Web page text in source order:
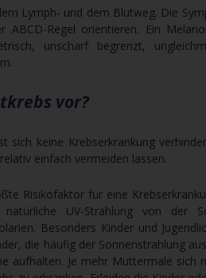
Lymph- und dem Blutweg. Die
ABCD-Regel orientieren. Ein
unscharf begrenzt,
vor?
sich keine Krebserkrankung
einfach vermeiden lassen.
Risikofaktor für eine
natürliche UV-Strahlung von der
Besonders Kinder und
die häufig der Sonnenstrahlung
aufhalten. Je mehr Muttermale sich